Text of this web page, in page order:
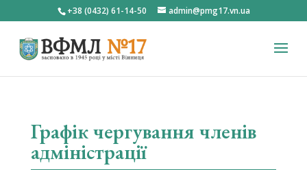
+38 (0432) 61-14-50 admin@pmg17.vn.ua
Графік чергування членів
адміністрації